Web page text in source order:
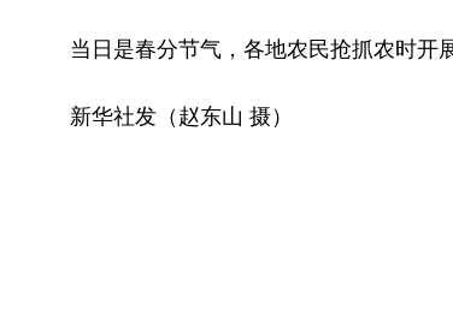
当日是春分节气，各地农民抢抓农时开
新华社发（赵东山 摄）